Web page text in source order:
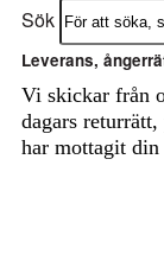
Sök
Leverans,
Vi skickar från
dagars
har mottagit din